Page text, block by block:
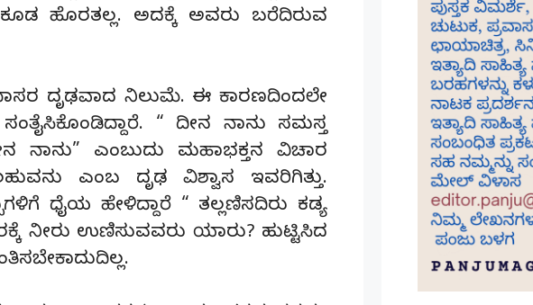
ಹೊರತಲ್ಲ. ಅದಕ್ಕೆ ಅವರು ಬರೆದಿರುವ
ದೃಢವಾದ ನಿಲುಮೆ. ಈ ಕಾರಣದಿಂದಲೇ
“ ದೀನ ನಾನು ಸಮಸ್ತ
ಎಂಬುದು ಮಹಾಭಕ್ತನ ವಿಚಾರ
ಎಂಬ ದೃಢ ವಿಶ್ವಾಸ ಇವರಿಗಿತ್ತು.
ಧೈಯ ಹೇಳಿದ್ದಾರೆ “ ತಲ್ಲಣಿಸದಿರು ಕಡ್ಯ
ನೀರು ಉಣಿಸುವವರು ಯಾರು? ಹುಟ್ಟಿಸಿದ